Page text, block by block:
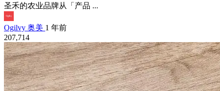
圣禾的农业品牌从「产品 ...
Ogilvy 奥美 1 年前
207,714